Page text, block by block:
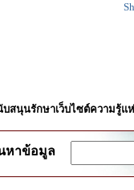
สนุนรักษาเว็บไซต์ความรู้แ
หาข้อมูล